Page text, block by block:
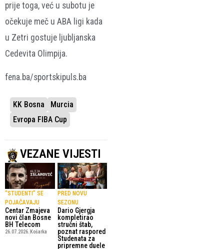
prije toga, već u subotu je
očekuje meč u ABA ligi kada
u Zetri gostuje ljubljanska
Cedevita Olimpija.
fena.ba/sportskipuls.ba
KK Bosna
Murcia
Evropa FIBA Cup
VEZANE VIJESTI
“STUDENTI” SE
POJAČAVAJU
Centar Zmajeva
novi član Bosne
BH Telecom
26.07.2026. Košarka
PRED NOVU
SEZONU
Dario Gjergja
kompletirao
stručni štab,
poznat raspored
Studenata za
pripremne duele